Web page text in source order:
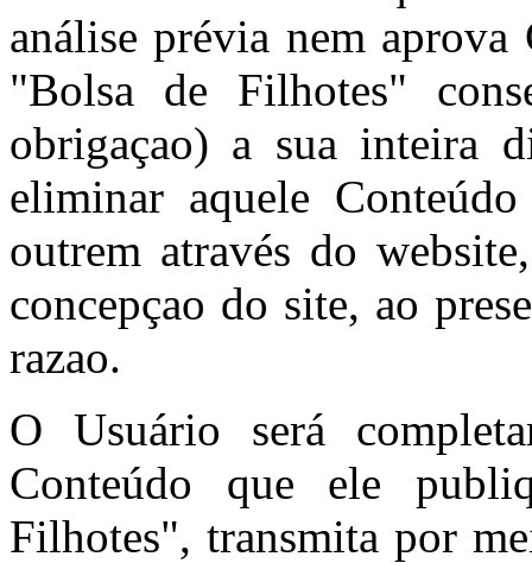
análise prévia nem
"Bolsa de Filhotes"
obrigaçao) a sua inteira
eliminar aquele
outrem através do
concepçao do site, ao
razao.
O Usuário será
Conteúdo que ele
Filhotes", transmita por